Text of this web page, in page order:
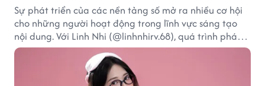
Sự phát triển của các nền tảng số mở ra nhiều cơ hội
cho những người hoạt động trong lĩnh vực sáng tạo
nội dung. Với Linh Nhi (@linhnhirv.68), quá trình phát
triển nội dung trên mạng xã hội được kết hợp cùng
các dự án truyền thông và hoạt động hướng đến cộng
đồng. Hiện cô hoạt động trong các lĩnh vực beauty,